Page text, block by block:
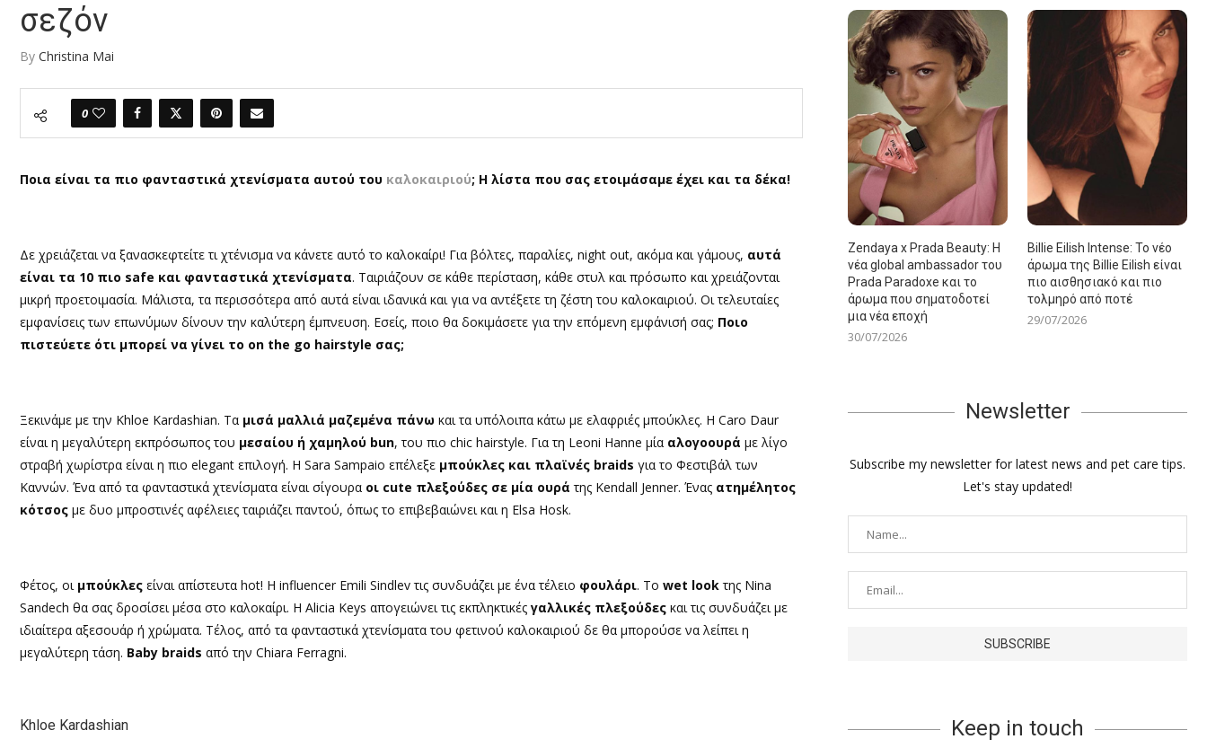
σεζόν
By Christina Mai
0
Ποια είναι τα πιο φανταστικά χτενίσματα αυτού του καλοκαιριού; Η λίστα που σας ετοιμάσαμε έχει και τα δέκα!
Δε χρειάζεται να ξανασκεφτείτε τι χτένισμα να κάνετε αυτό το καλοκαίρι! Για βόλτες, παραλίες, night out, ακόμα και γάμους, αυτά
είναι τα 10 πιο safe και φανταστικά χτενίσματα. Ταιριάζουν σε κάθε περίσταση, κάθε στυλ και πρόσωπο και χρειάζονται
μικρή προετοιμασία. Μάλιστα, τα περισσότερα από αυτά είναι ιδανικά και για να αντέξετε τη ζέστη του καλοκαιριού. Οι τελευταίες
εμφανίσεις των επωνύμων δίνουν την καλύτερη έμπνευση. Εσείς, ποιο θα δοκιμάσετε για την επόμενη εμφάνισή σας; Ποιο
πιστεύετε ότι μπορεί να γίνει το on the go hairstyle σας;
Ξεκινάμε με την Khloe Kardashian. Τα μισά μαλλιά μαζεμένα πάνω και τα υπόλοιπα κάτω με ελαφριές μπούκλες. Η Caro Daur
είναι η μεγαλύτερη εκπρόσωπος του μεσαίου ή χαμηλού bun,του πιο chic hairstyle. Για τη Leoni Hanne μία αλογοουρά με λίγο
στραβή χωρίστρα είναι η πιο elegant επιλογή. Η Sara Sampaio επέλεξε μπούκλες και πλαϊνές braids για το Φεστιβάλ των
Καννών. Ένα από τα φανταστικά χτενίσματα είναι σίγουρα οι cute πλεξούδες σε μία ουρά της Kendall Jenner. Ένας ατημέλητος
κότσος με δυο μπροστινές αφέλειες ταιριάζει παντού, όπως το επιβεβαιώνει και η Elsa Hosk.
Φέτος, οιμπούκλες είναι απίστευτα hot! Η influencer Emili Sindlevτις συνδυάζει με ένα τέλειο φουλάρι. Το wet look της Nina
Sandech θα σας δροσίσει μέσα στο καλοκαίρι. Η Alicia Keys απογειώνει τις εκπληκτικές γαλλικές πλεξούδες και τις συνδυάζει με
ιδιαίτερα αξεσουάρ ή χρώματα. Τέλος, από τα φανταστικά χτενίσματα του φετινού καλοκαιριού δε θα μπορούσε να λείπει η
μεγαλύτερη τάση. Baby braids από την Chiara Ferragni.
Khloe Kardashian
Zendaya x Prada Beauty: Η
νέα global ambassador του
Prada Paradoxe και το
άρωμα που σηματοδοτεί
μια νέα εποχή
30/07/2026
Billie Eilish Intense: Το νέο
άρωμα της Billie Eilish είναι
πιο αισθησιακό και πιο
τολμηρό από ποτέ
29/07/2026
Newsletter
Subscribe my newsletter for latest news and pet care tips.
Let's stay updated!
Keep in touch